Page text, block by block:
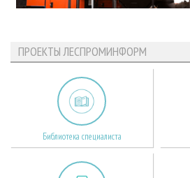
ПРОЕКТЫ ЛЕСПРОМИНФОРМ
Библиотека специалиста